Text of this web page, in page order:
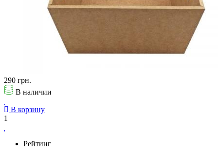
290 грн.
В наличии
В корзину
1
Рейтинг